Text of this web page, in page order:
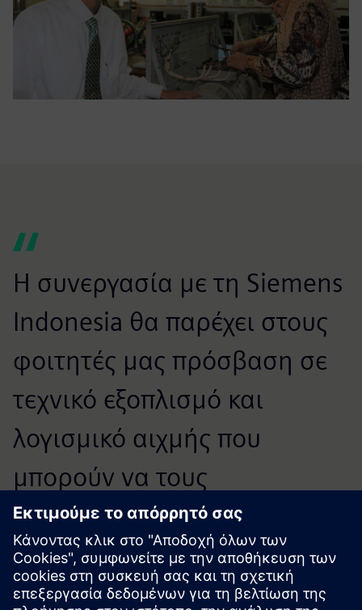
Η συνεργασία με τη Siemens
Indonesia θα παρέχει στους
φοιτητές μας πρόσβαση σε
τεχνικό εξοπλισμό και
λογισμικό αιχμής που
μπορούν να τους
καταστήσουν ακόμη πιο
ελκυστικούς για τους
μελλοντικούς εργοδότες. Στη